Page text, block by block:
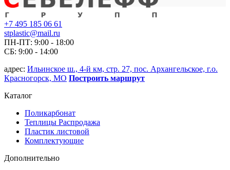
+7 495 185 06 61
stplastic@mail.ru
ПН-ПТ: 9:00 - 18:00
СБ: 9:00 - 14:00
адрес: Ильинское ш., 4-й км, стр. 27, пос. Архангельское, г.о.
Красногорск, МО Построить маршрут
Каталог
Поликарбонат
Теплицы Распродажа
Пластик листовой
Комплектующие
Дополнительно